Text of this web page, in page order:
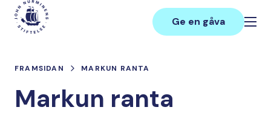
Hoppa
innehåll
Main
Ge en gåva
FRAMSIDAN MARKUN RANTA
Markun ranta